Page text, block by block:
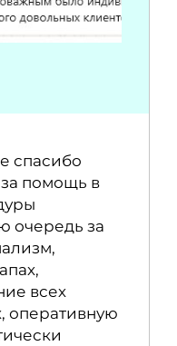
спасибо
помощь в
очередь за
всех
оперативную